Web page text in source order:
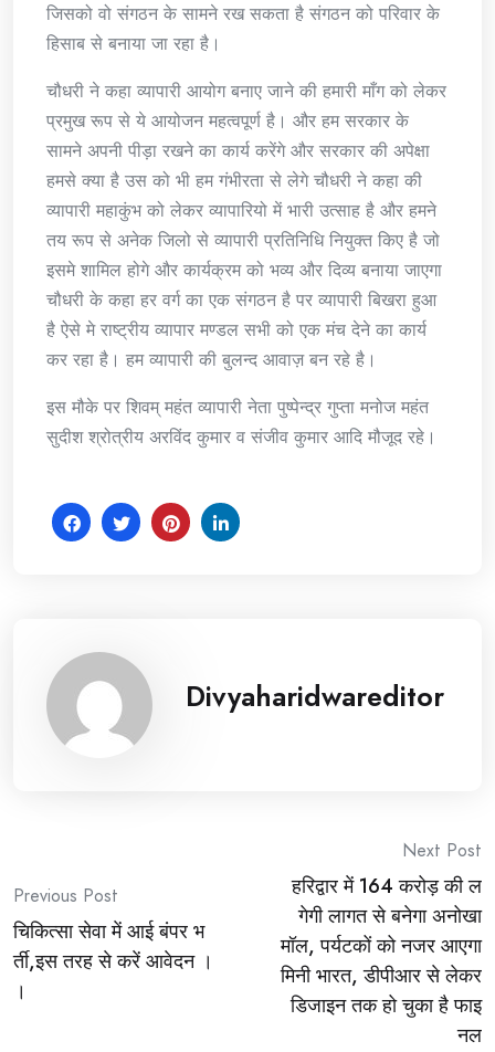
जिसको वो संगठन के सामने रख सकता है संगठन को परिवार के
हिसाब से बनाया जा रहा है।
चौधरी ने कहा व्यापारी आयोग बनाए जाने की हमारी माँग को लेकर
प्रमुख रूप से ये आयोजन महत्वपूर्ण है। और हम सरकार के
सामने अपनी पीड़ा रखने का कार्य करेंगे और सरकार की अपेक्षा
हमसे क्या है उस को भी हम गंभीरता से लेगे चौधरी ने कहा की
व्यापारी महाकुंभ को लेकर व्यापारियो में भारी उत्साह है और हमने
तय रूप से अनेक जिलो से व्यापारी प्रतिनिधि नियुक्त किए है जो
इसमे शामिल होगे और कार्यक्रम को भव्य और दिव्य बनाया जाएगा
चौधरी के कहा हर वर्ग का एक संगठन है पर व्यापारी बिखरा हुआ
है ऐसे मे राष्ट्रीय व्यापार मण्डल सभी को एक मंच देने का कार्य
कर रहा है। हम व्यापारी की बुलन्द आवाज़ बन रहे है।
इस मौके पर शिवम् महंत व्यापारी नेता पुष्पेन्द्र गुप्ता मनोज महंत
सुदीश श्रोत्रीय अरविंद कुमार व संजीव कुमार आदि मौजूद रहे।
Divyaharidwareditor
navigation
Previous Post
चिकित्सा सेवा में आई बंपर भ
र्ती,इस तरह से करें आवेदन ।
।
Next Post
हरिद्वार में 164 करोड़ की ल
गेगी लागत से बनेगा अनोखा
मॉल, पर्यटकों को नजर आएगा
मिनी भारत, डीपीआर से लेकर
डिजाइन तक हो चुका है फाइ
नल